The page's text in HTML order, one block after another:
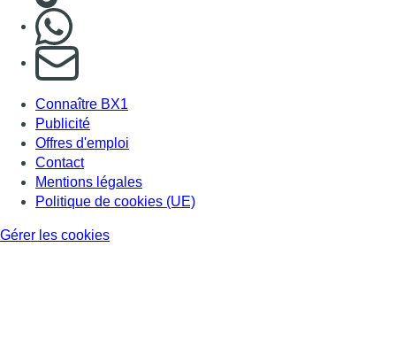
S'abonner à notre newsletter
Connaître BX1
Publicité
Offres d'emploi
Contact
Mentions légales
Politique de cookies (UE)
Gérer les cookies